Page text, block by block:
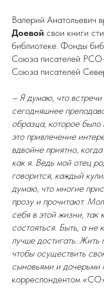
Валерий Анатольевич
Доевой свои книги
библиотеке. Фонды
Союза писателей
Союза писателей
– Я думаю, что
сегодняшнее
образца, которое
это привлечение
вдвойне приятно,
как я. Ведь мой отец
говорится, каждый
думаю, что многие
прозу и прочитают.
себя в этой жизни, так
состояться. Быть, а не
лучше достигать.
чтобы осуществить
сыновьями и дочерьми
корреспондентом